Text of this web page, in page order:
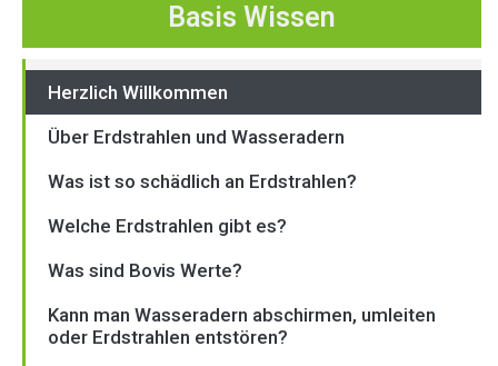
Basis Wissen
Herzlich Willkommen
Über Erdstrahlen und Wasseradern
Was ist so schädlich an Erdstrahlen?
Welche Erdstrahlen gibt es?
Was sind Bovis Werte?
Kann man Wasseradern abschirmen, umleiten
oder Erdstrahlen entstören?